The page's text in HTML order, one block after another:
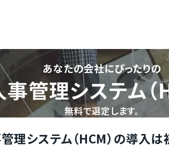
あなたの会社にぴったりの
事管理システム（
無料で選定します。
理システム（HCM）の導入は